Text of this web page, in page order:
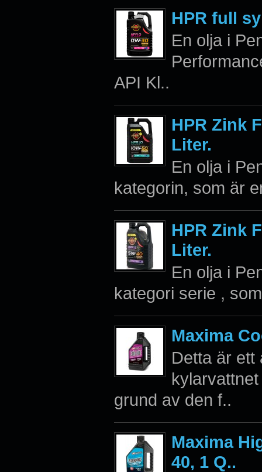
HPR full
En olja i
API Kl..
HPR Zink
Liter.
En olja i
kategorin, som är
HPR Zink
Liter.
En olja i
kategori serie ,
Maxima
Detta är ett
grund av den f..
Maxima
40, 1 Q..